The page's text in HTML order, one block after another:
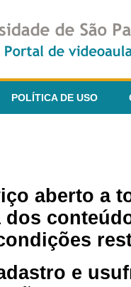
POLÍTICA DE USO
aberto a
dos
e